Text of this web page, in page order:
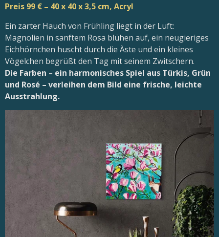
Preis 99 € – 40 x 40 x 3,5 cm, Acryl
Ein zarter Hauch von Frühling liegt in der Luft:
Magnolien in sanftem Rosa blühen auf, ein neugieriges
Eichhörnchen huscht durch die Äste und ein kleines
Vögelchen begrüßt den Tag mit seinem Zwitschern.
Die Farben – ein harmonisches Spiel aus Türkis, Grün
und Rosé – verleihen dem Bild eine frische, leichte
Ausstrahlung.